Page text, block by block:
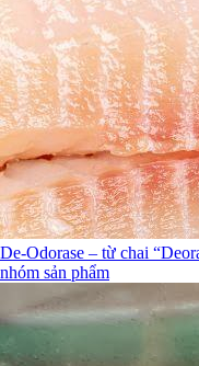
De-Odorase – từ chai
nhóm sản phẩm